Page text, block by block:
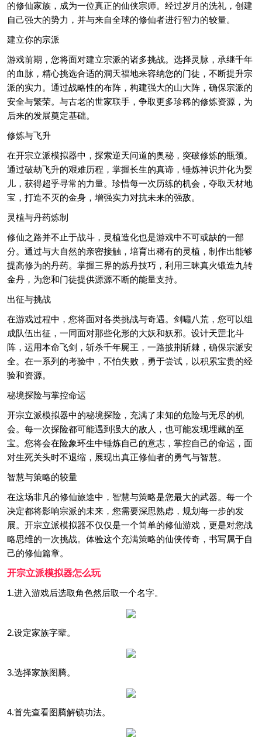
的修仙家族，成为一位真正的仙侠宗师。经过岁月的洗礼，创建
自己强大的势力，并与来自全球的修仙者进行智力的较量。
建立你的宗派
游戏前期，您将面对建立宗派的诸多挑战。选择灵脉，承继千年
的血脉，精心挑选合适的洞天福地来容纳您的门徒，不断提升宗
派的实力。通过战略性的布阵，构建强大的山大阵，确保宗派的
安全与繁荣。与古老的世家联手，争取更多珍稀的修炼资源，为
后来的发展奠定基础。
修炼与飞升
在开宗立派模拟器中，探索逆天问道的奥秘，突破修炼的瓶颈。
通过破劫飞升的艰难历程，掌握长生的真谛，锤炼神识并化为婴
儿，获得超乎寻常的力量。珍惜每一次历练的机会，夺取天材地
宝，打造不灭的金身，增强实力对抗未来的强敌。
灵植与丹药炼制
修仙之路并不止于战斗，灵植造化也是游戏中不可或缺的一部
分。通过与大自然的亲密接触，培育出稀有的灵植，制作出能够
提高修为的丹药。掌握三界的炼丹技巧，利用三昧真火锻造九转
金丹，为您和门徒提供源源不断的能量支持。
出征与挑战
在游戏过程中，您将面对各类挑战与奇遇。剑嘯八荒，您可以组
成队伍出征，一同面对那些化形的大妖和妖邪。设计天罡北斗
阵，运用本命飞剑，斩杀千年屍王，一路披荆斩棘，确保宗派安
全。在一系列的考验中，不怕失败，勇于尝试，以积累宝贵的经
验和资源。
秘境探险与掌控命运
开宗立派模拟器中的秘境探险，充满了未知的危险与无尽的机
会。每一次探险都可能遇到强大的敌人，也可能发现埋藏的至
宝。您将会在险象环生中锤炼自己的意志，掌控自己的命运，面
对生死关头时不退缩，展现出真正修仙者的勇气与智慧。
智慧与策略的较量
在这场非凡的修仙旅途中，智慧与策略是您最大的武器。每一个
决定都将影响宗派的未来，您需要深思熟虑，规划每一步的发
展。开宗立派模拟器不仅仅是一个简单的修仙游戏，更是对您战
略思维的一次挑战。体验这个充满策略的仙侠传奇，书写属于自
己的修仙篇章。
开宗立派模拟器怎么玩
1.进入游戏后选取角色然后取一个名字。
2.设定家族字辈。
3.选择家族图腾。
4.首先查看图腾解锁功法。